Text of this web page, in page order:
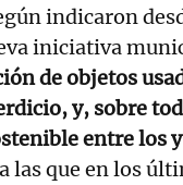
indicaron
iniciativa
de objetos
y, sobre
entre los
las que en los